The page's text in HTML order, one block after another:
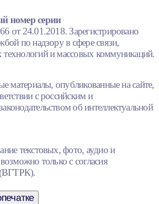
номер серии
24.01.2018. Зарегистрировано
по надзору в сфере связи,
и массовых коммуникаций.
материалы, опубликованные на сайте,
с российским и
об интеллектуальной
текстовых, фото, аудио и
только с согласия
(ВГТРК).